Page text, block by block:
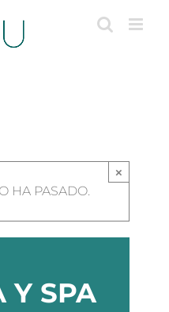
×
HA PASADO.
Y SPA